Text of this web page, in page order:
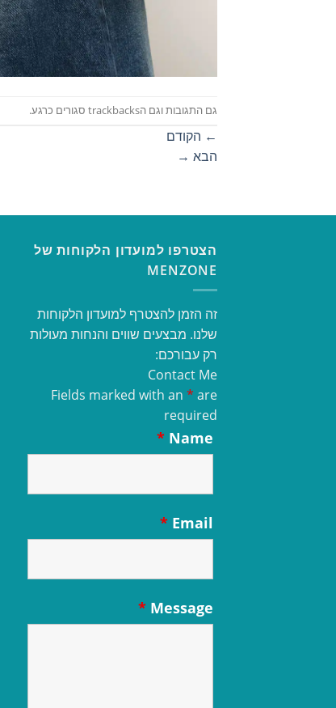
גם התגובות וגם הtrackbacks סגורים כרגע.
← הקודם
הבא →
הצטרפו למועדון הלקוחות של
MENZONE
זה הזמן להצטרף למועדון הלקוחות
שלנו. מבצעים שווים והנחות מעולות
רק עבורכם:
Contact Me
Fields marked with an * are
required
Name
*
Email
*
Message
*